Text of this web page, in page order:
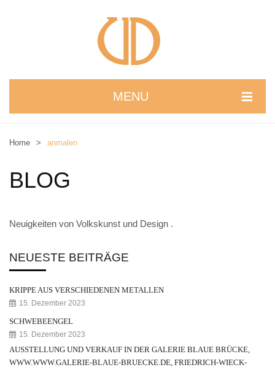
MENU
alle Produkte
Kreativbaukasten
Räuchermann
Home > anmalen
BLOG
Neuigkeiten von Volkskunst und Design .
NEUESTE BEITRÄGE
KRIPPE AUS VERSCHIEDENEN METALLEN
15. Dezember 2023
SCHWEBEENGEL
15. Dezember 2023
AUSSTELLUNG UND VERKAUF IN DER GALERIE BLAUE BRÜCKE,
WWW.WWW.GALERIE-BLAUE-BRUECKE.DE, FRIEDRICH-WIECK-